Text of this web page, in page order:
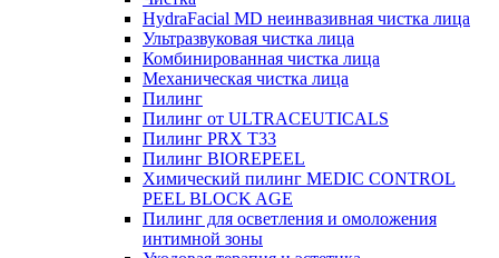
HydraFacial MD неинвазивная чистка лица
Ультразвуковая чистка лица
Комбинированная чистка лица
Механическая чистка лица
Пилинг
Пилинг от ULTRACEUTICALS
Пилинг PRX T33
Пилинг BIOREPEEL
Химический пилинг MEDIC CONTROL
PEEL BLOCK AGE
Пилинг для осветления и омоложения
интимной зоны